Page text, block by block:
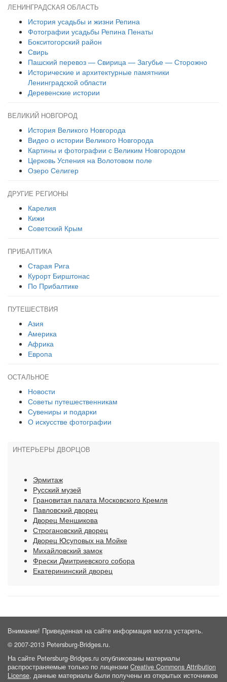
ЛЕНИНГРАДСКАЯ ОБЛАСТЬ
История усадьбы и жизни Репина
Фотографии усадьбы Репина Пенаты
Бокситогорский район
Свирь
Пашский перевоз — Свирица — Загубье — Сторожно
Исторические и архитектурные памятники
Ленинградской области
Деревенские истории
ВЕЛИКИЙ НОВГОРОД
История Великого Новгорода
Видео о истории Великого Новгорода
Картины и фотографии с Великим Новгородом
Церковь Успения на Волотовом поле
Озеро Селигер
ДРУГИЕ РЕГИОНЫ
Карелия
Кижи
Советский Крым
ПРИБАЛТИКА
Старая Рига
Курорт Бирштонас
По Прибалтике
ПУТЕШЕСТВИЯ
Азия
Америка
Африка
Европа
ОСТАЛЬНОЕ
Новости
Советы путешественникам
Сувениры и подарки
О искусстве фотографии
ИНТЕРЬЕРЫ ДВОРЦОВ
Эрмитаж
Русский музей
Грановитая палата Московского Кремля
Павловский дворец
Дворец Меншикова
Строгановский дворец
Дворец Юсуповых на Мойке
Михайловский замок
Фрески Дмитриевского собора
Екатерининский дворец
Внимание! Приведенная на сайте информация могла устареть.
© 2007-2013 Petersburg-Bridges.ru.
На сайте Petersburg-Bridges.ru опубликованы материалы
распространяемые только по лицензии Creative Commons Attribution
License, данные материалы были получены из открытых источников